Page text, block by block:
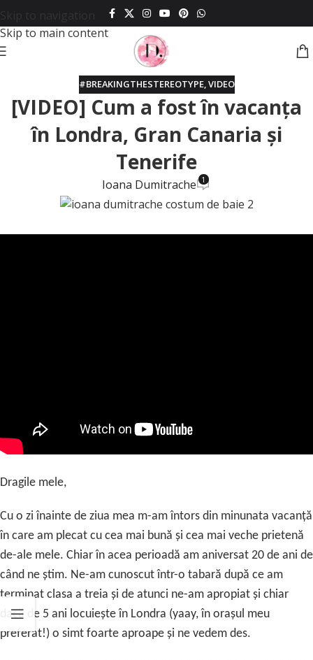
Skip to main content
#BREAKINGTHESTEREOTYPE,VIDEO
[VIDEO] Cum a fost în vacanța
în Londra, Gran Canaria și
Tenerife
Ioana Dumitrache 1
Dragile mele,
Cu o zi înainte de ziua mea m-am întors din minunata vacanță
în care am plecat cu cea mai bună și cea mai veche prietenă
de-ale mele. Chiar în acea perioadă am aniversat 20 de ani de
când ne știm. Ne-am cunoscut într-o tabară după ce am
terminat clasa a treia și de atunci ne-am apropiat și chiar
dacă de 5 ani locuiește în Londra (yaay, în orașul meu
preferat!) o simt foarte aproape și ne vedem des.